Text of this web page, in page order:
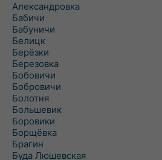
Александровка
Бабичи
Бабуничи
Белицк
Берёзки
Березовка
Бобовичи
Бобровичи
Болотня
Большевик
Боровики
Борщёвка
Брагин
Буда Люшевская